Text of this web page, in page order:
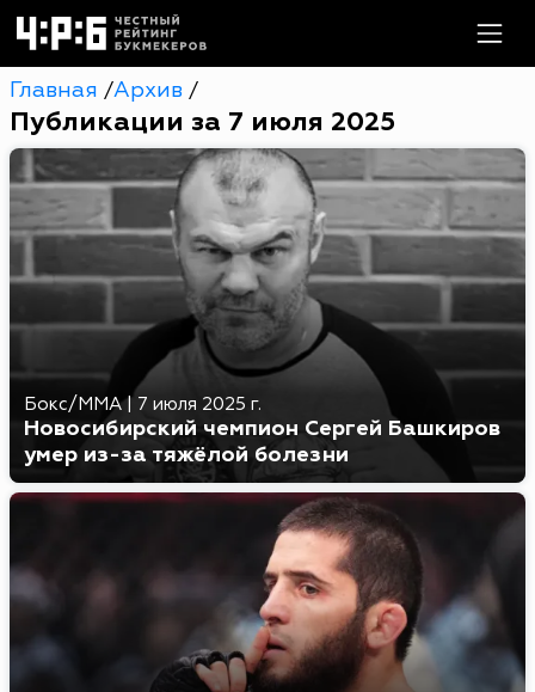
Главная /Архив /
Публикации за 7 июля 2025
Бокс/MMA| 7 июля 2025 г.
Новосибирский чемпион Сергей Башкиров
умер из-за тяжёлой болезни